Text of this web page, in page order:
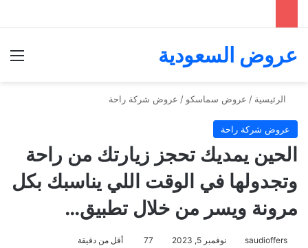
عروض السعودية
الرئيسية / عروض سماسكو / عروض شركة راحة
عروض شركة راحة
الحين يمديك تحجز زيارتك من راحة
وتجدولها في الوقت اللي يناسبك بكل
مرونة ويسر من خلال تطبيق…
saudioffers نوفمبر 5, 2023 77 أقل من دقيقة